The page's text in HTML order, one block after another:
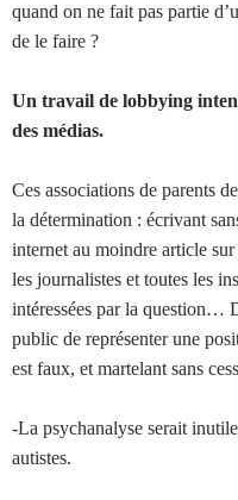
quand on ne fait pas partie
de le faire ?
Un travail de lobbying
des médias.
Ces associations de parents
la détermination : écrivant
internet au moindre article
les journalistes et toutes les
intéressées par la question…
public de représenter une
est faux, et martelant sans
-La psychanalyse serait
autistes.